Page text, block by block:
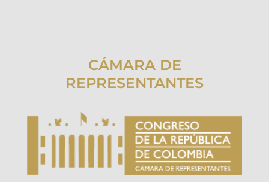
CÁMARA DE
REPRESENTANTES